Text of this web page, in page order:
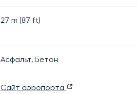
27 m (87 ft)
Асфальт, Бетон
Сайт аэропорта